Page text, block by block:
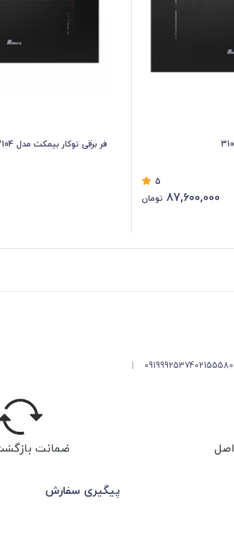
5
87,600,000 تومان
فر برقی توکار بیمکث مدل 3104
09199925374
|
ضمانت
پیگیری سفارش